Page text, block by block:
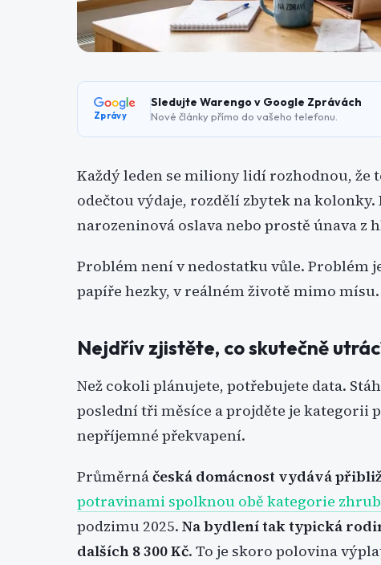
Zprávy
Sledujte Warengo v Google Zprávách
Nové články přímo do vašeho telefonu.
Každý leden se miliony lidí rozhodnou, že
odečtou výdaje, rozdělí zbytek na kolonky.
narozeninová oslava nebo prostě únava z
Problém není v nedostatku vůle. Problém
papíře hezky, v reálném životě mimo mísu.
Nejdřív zjistěte, co skutečně
Než cokoli plánujete, potřebujete data.
poslední tři měsíce a projděte je kategorii
nepříjemné překvapení.
Průměrnáčeská domácnost vydává
potravinami spolknou obě kategorie
podzimu 2025. Na bydlení tak typická
dalších 8 300 Kč. To je skoro polovina